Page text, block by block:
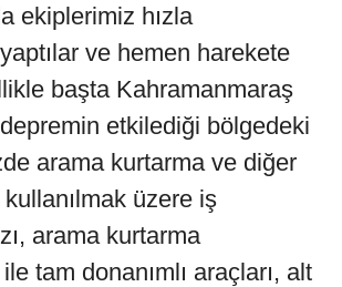
ekiplerimiz hızla
yaptılar ve hemen harekete
başta Kahramanmaraş
etkilediği bölgedeki
arama kurtarma ve diğer
üzere iş
arama kurtarma
tam donanımlı araçları, alt